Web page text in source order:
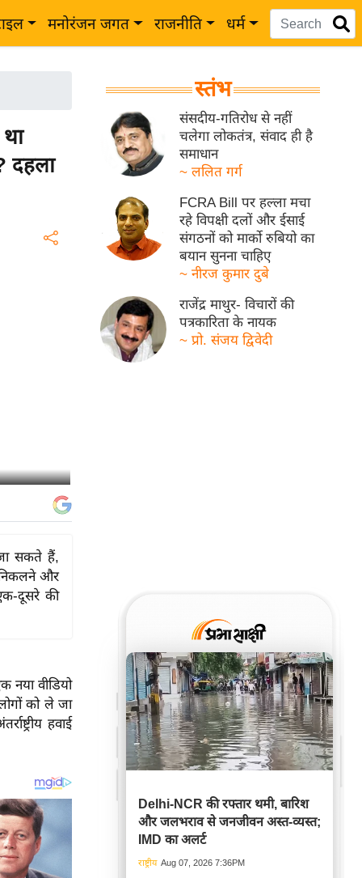
मनोरंजन जगत राजनीति धर्म
दहला
सकते हैं,
निकलने और
दूसरे की
वीडियो
को ले जा
हवाई
स्तंभ
संसदीय-गतिरोध से नहीं
चलेगा लोकतंत्र, संवाद ही है
समाधान
~ ललित गर्ग
FCRA Bill पर हल्ला मचा
रहे विपक्षी दलों और ईसाई
संगठनों को मार्को रुबियो का
बयान सुनना चाहिए
~ नीरज कुमार दुबे
राजेंद्र माथुर- विचारों की
पत्रकारिता के नायक
~ प्रो. संजय द्विवेदी
Delhi-NCR की रफ्तार थमी, बारिश
और जलभराव से जनजीवन अस्त-व्यस्त;
IMD का अलर्ट
राष्ट्रीय Aug 07, 2026 7:36PM